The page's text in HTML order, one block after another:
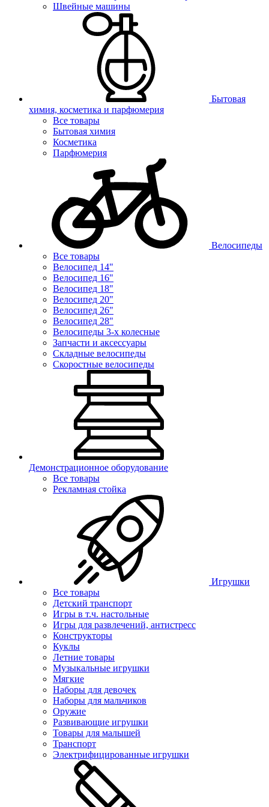
Швейные машины
Бытовая
химия, косметика и парфюмерия
Все товары
Бытовая химия
Косметика
Парфюмерия
Велосипеды
Все товары
Велосипед 14"
Велосипед 16"
Велосипед 18"
Велосипед 20"
Велосипед 26"
Велосипед 28"
Велосипеды 3-х колесные
Запчасти и аксессуары
Складные велосипеды
Скоростные велосипеды
Демонстрационное оборудование
Все товары
Рекламная стойка
Игрушки
Все товары
Детский транспорт
Игры в т.ч. настольные
Игры для развлечений, антистресс
Конструкторы
Куклы
Летние товары
Музыкальные игрушки
Мягкие
Наборы для девочек
Наборы для мальчиков
Оружие
Развивающие игрушки
Товары для малышей
Транспорт
Электрифицированные игрушки